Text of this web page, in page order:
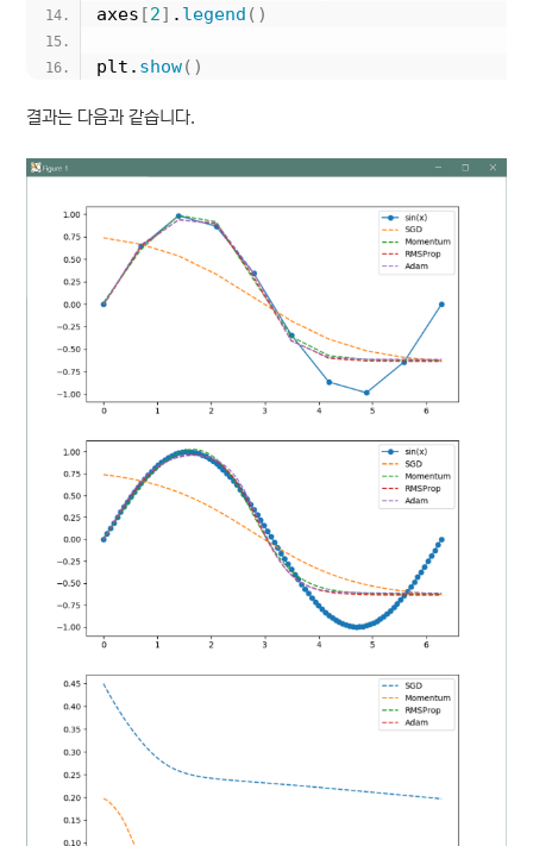
axes [2] . legend ()
plt. show()
결과는 다음과 같습니다.